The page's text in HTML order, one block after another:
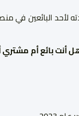
لأحد البائعين في
أنت بائع أم مشتري